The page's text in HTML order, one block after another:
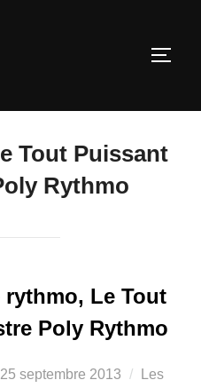
Tout Puissant
Rythmo
Le Tout
Poly Rythmo
25 septembre 2013
Les